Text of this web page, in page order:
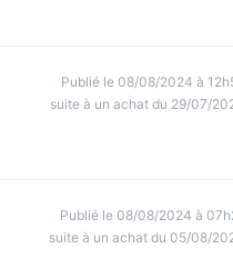
Publié le 08/08/2024 à
suite à un achat du 29/07/
Publié le 08/08/2024 à
suite à un achat du 05/08/